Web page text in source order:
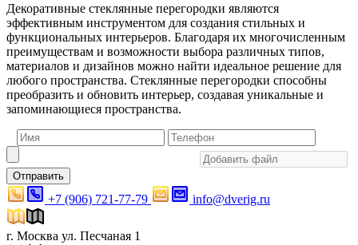
Декоративные стеклянные перегородки являются
эффективным инструментом для создания стильных и
функциональных интерьеров. Благодаря их многочисленным
преимуществам и возможности выбора различных типов,
материалов и дизайнов можно найти идеальное решение для
любого пространства. Стеклянные перегородки способны
преобразить и обновить интерьер, создавая уникальные и
запоминающиеся пространства.
Отправить
+7 (906) 721-77-79 info@dverig.ru
г. Москва ул. Песчаная 1